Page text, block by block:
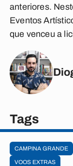
anteriores.
Eventos
que venceu a
Tags
CAMPINA GRANDE
VOOS EXTRAS